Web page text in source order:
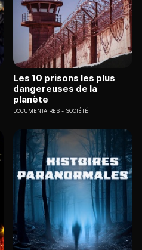
Les 10 prisons les plus
dangereuses de la
planète
DOCUMENTAIRES SOCIÉTÉ